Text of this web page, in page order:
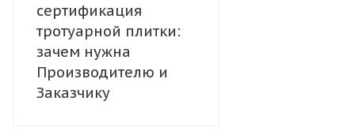
сертификация
тротуарной плитки:
зачем нужна
Производителю и
Заказчику